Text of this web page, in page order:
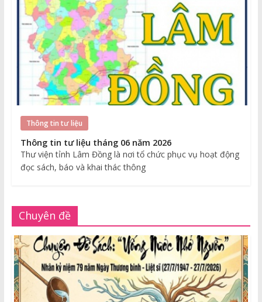
Thông tin tư liệu
Thông tin tư liệu tháng 06 năm 2026
Thư viện tỉnh Lâm Đồng là nơi tổ chức phục vụ hoạt động
đọc sách, báo và khai thác thông
Chuyên đề